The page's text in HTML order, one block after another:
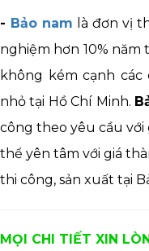
- Bảo nam là đơn vị
nghiệm hơn 10%
không kém cạnh
nhỏ tại Hồ Chí Minh.
công theo yêu cầu với
thể yên tâm với giá
thi công, sản xuất tại
MỌI CHI TIẾT XIN